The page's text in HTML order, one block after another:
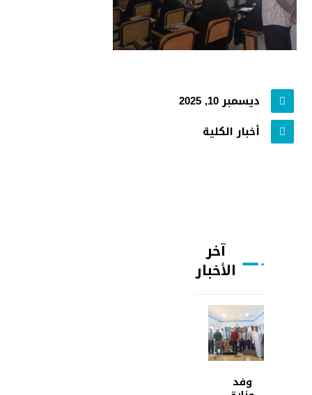
ديسمبر 10, 2025
أخبار الكلية
آخر
الأخبار
وفد